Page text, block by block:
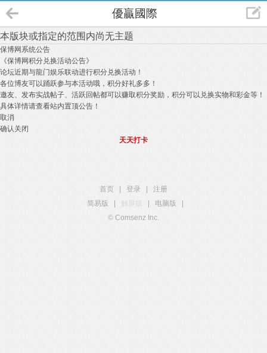
優贏國際
本版块或指定的范围内尚无主题
保博网系统公告
《保博网积分兑换活动公告》
论坛近期与龍门娱乐联动进行积分兑换活动！
各位博友可以踊跃参与本活动哦，积分好礼多多！
邀友、发布实战帖子、活跃回帖都可以赚取积分奖励，积分可以兑换实物和彩金等！
具体详情请查看站内置顶公告！
取消
确认关闭
天天打卡
首页 登录
注册
简易版
触屏版 电脑版
© Comsenz Inc.